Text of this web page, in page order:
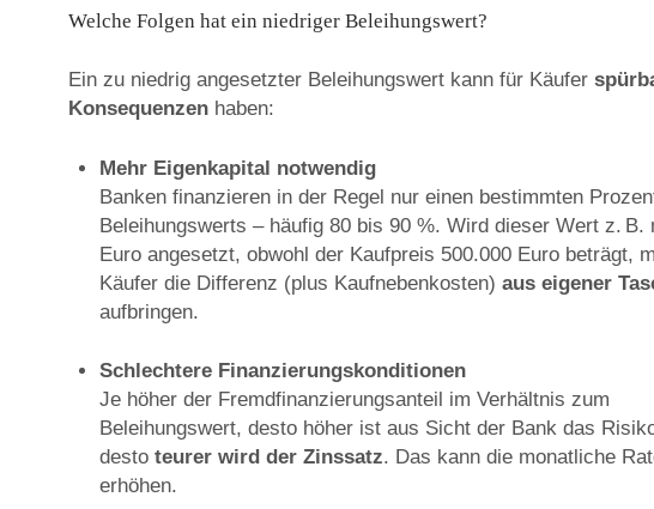
Welche Folgen hat ein niedriger Beleihungswert?
Ein zu niedrig angesetzter Beleihungswert kann für Käufer
Konsequenzen haben:
Mehr Eigenkapital notwendig
Banken finanzieren in der Regel nur einen bestimmten
Beleihungswerts – häufig 80 bis 90 %. Wird dieser Wert z. B.
Euro angesetzt, obwohl der Kaufpreis 500.000 Euro beträgt,
Käufer die Differenz (plus Kaufnebenkosten) aus eigener
aufbringen.
Schlechtere Finanzierungskonditionen
Je höher der Fremdfinanzierungsanteil im Verhältnis zum
Beleihungswert, desto höher ist aus Sicht der Bank das
desto teurer wird der Zinssatz. Das kann die monatliche
erhöhen.